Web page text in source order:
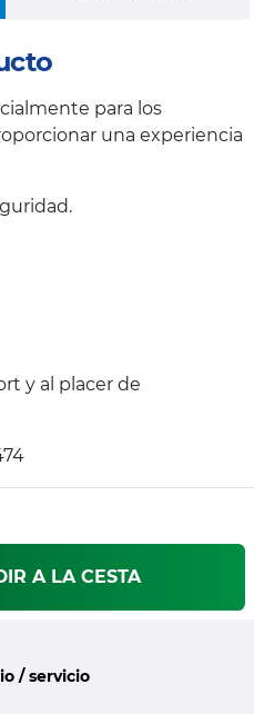
para los
una experiencia
y al placer de
A LA CESTA
/ servicio